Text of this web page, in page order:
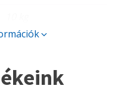
802x555x350 mm
52 dB(A)